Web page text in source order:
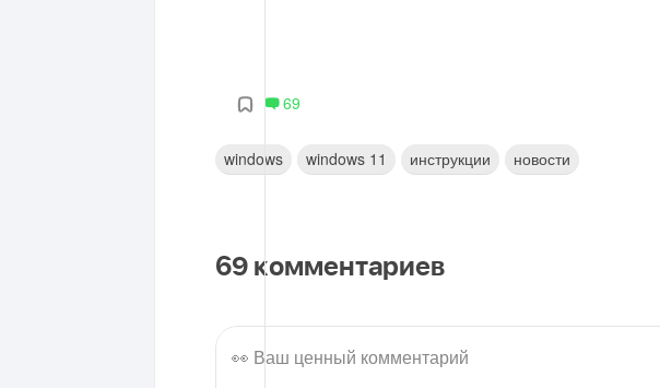
69
windows windows 11 инструкции новости
69 комментариев